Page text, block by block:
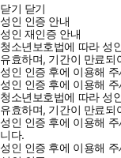
닫기 닫기
성인 인증 안내
성인 재인증 안내
청소년보호법에 따라 성
유효하며, 기간이 만료
성인 인증 후에 이용해
성인 인증 후에 이용해 주
청소년보호법에 따라 성
유효하며, 기간이 만료
성인 인증 후에 이용해
니다.
성인 인증 후에 이용해 주